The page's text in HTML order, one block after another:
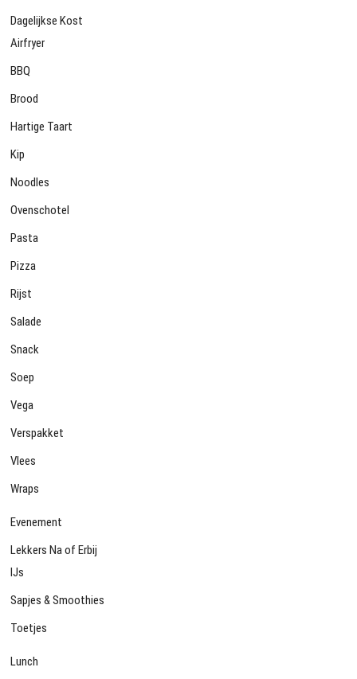
Dagelijkse Kost
Airfryer
BBQ
Brood
Hartige Taart
Kip
Noodles
Ovenschotel
Pasta
Pizza
Rijst
Salade
Snack
Soep
Vega
Verspakket
Vlees
Wraps
Evenement
Lekkers Na of Erbij
IJs
Sapjes & Smoothies
Toetjes
Lunch